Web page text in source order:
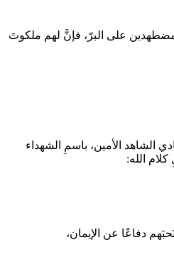
على البرّ، فإنَّ لهم ملكوتَ
الشاهد الأمين، باسمِ الشهداء
الله:
دفاعًا عن الإيمان،